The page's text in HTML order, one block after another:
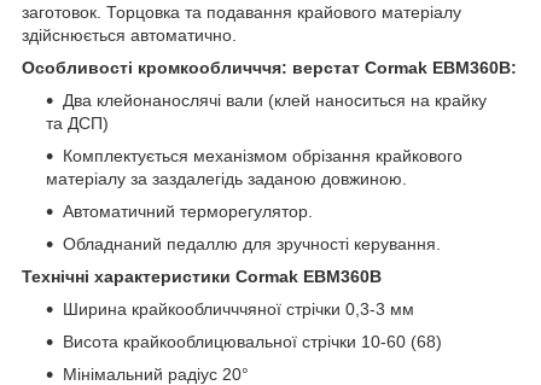
заготовок. Торцовка та подавання крайового матеріалу
здійснюється автоматично.
Особливості кромкообличччя: верстат Cormak EBM360B:
Два клейонанослячі вали (клей наноситься на крайку
та ДСП)
Комплектується механізмом обрізання крайкового
матеріалу за заздалегідь заданою довжиною.
Автоматичний терморегулятор.
Обладнаний педаллю для зручності керування.
Технічні характеристики Cormak EBM360B
Ширина крайкообличччяної стрічки 0,3-3 мм
Висота крайкооблицювальної стрічки 10-60 (68)
Мінімальний радіус 20°